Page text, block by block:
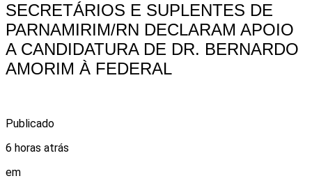
SECRETÁRIOS E SUPLENTES DE
PARNAMIRIM/RN DECLARAM APOIO
A CANDIDATURA DE DR. BERNARDO
AMORIM À FEDERAL
Publicado
6 horas atrás
em